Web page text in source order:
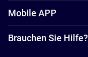
Mobile APP
Brauchen Sie Hilfe?